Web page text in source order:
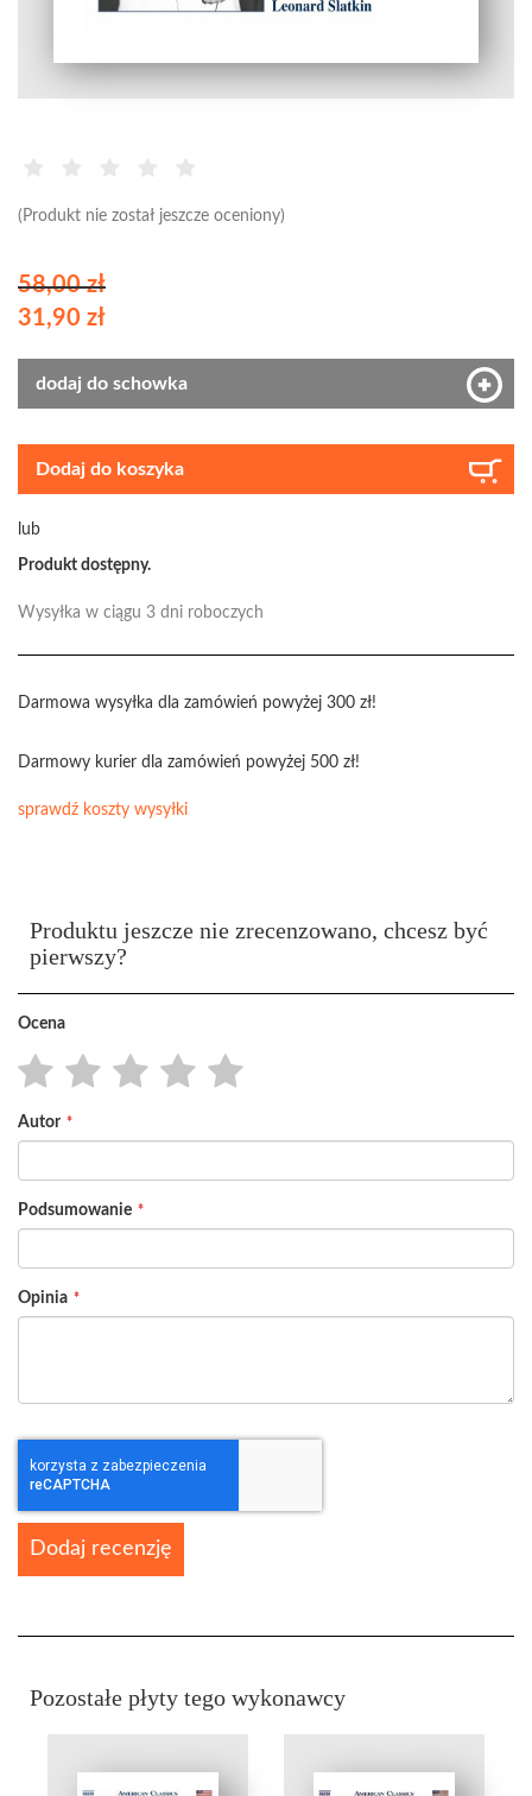
(Produkt nie został jeszcze oceniony)
58,00 zł
31,90 zł
dodaj do schowka
Dodaj do koszyka
lub
Produkt dostępny.
Wysyłka w ciągu 3 dni roboczych
Darmowa wysyłka dla zamówień powyżej 300 zł!
Darmowy kurier dla zamówień powyżej 500 zł!
sprawdź koszty wysyłki
Produktu jeszcze nie zrecenzowano, chcesz być
pierwszy?
Ocena
star
stars
stars
stars
stars
Autor
Podsumowanie
Opinia
Dodaj recenzję
Pozostałe płyty tego wykonawcy